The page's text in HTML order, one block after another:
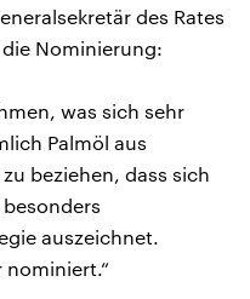
des Rates
Nominierung:
was sich sehr
Palmöl aus
beziehen, dass sich
auszeichnet.
nominiert.“